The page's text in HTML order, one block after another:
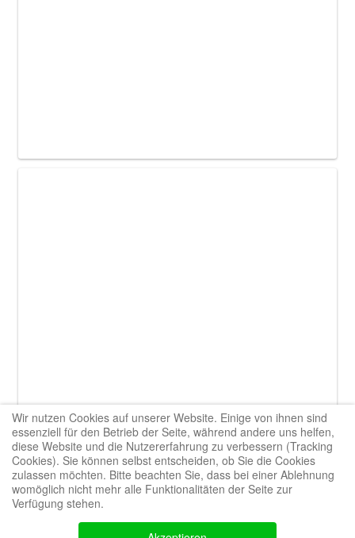
Bootstrap is a front-end framework of Twitter, Inc. Code licensed underMIT
License.
Font Awesome
Wir nutzen Cookies auf unserer Website. Einige von ihnen sind
essenziell für den Betrieb der Seite, während andere uns helfen,
diese Website und die Nutzererfahrung zu verbessern (Tracking
Cookies). Sie können selbst entscheiden, ob Sie die Cookies
zulassen möchten. Bitte beachten Sie, dass bei einer Ablehnung
womöglich nicht mehr alle Funktionalitäten der Seite zur
Verfügung stehen.